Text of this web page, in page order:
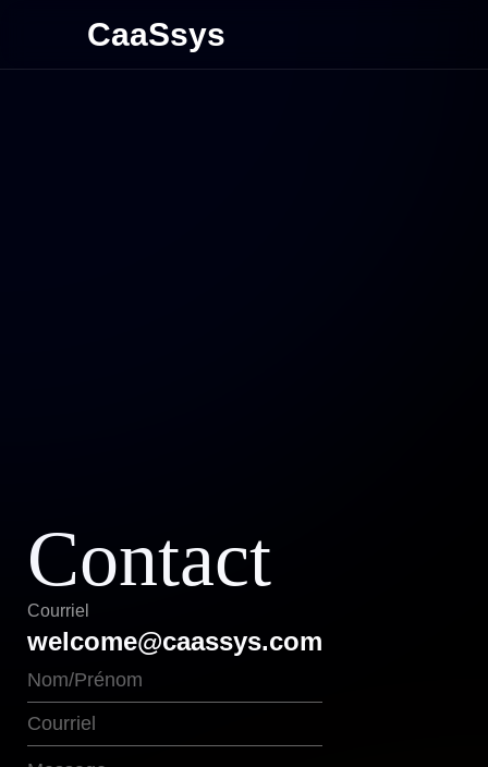
CaaSsys
Contact
Courriel
welcome@caassys.com